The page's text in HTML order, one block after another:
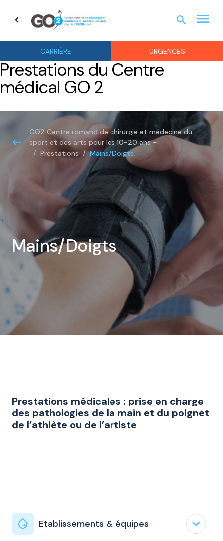
chevron_left
CARRIÈRE URGENCES
search menu
Prestations du Centre
médical GO 2
GO2 Centre romand de chirurgie et médecine du
sport et des arts pour les 10-20 ans +
Prestations
Mains/Doigts
Mains/Doigts
Prestations médicales : prise en charge
des pathologies de la main et du poignet
de l’athlète ou de l’artiste
Etablissements & équipes expand_less